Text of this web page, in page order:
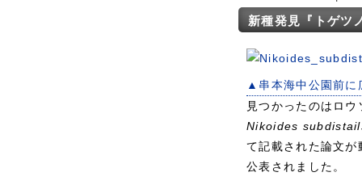
新種発見『トゲツ
▲串本海中公園前に
見つかったのはロ
Nikoides
て記載された論文
公表されました。